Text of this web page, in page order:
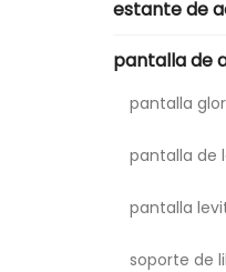
estante de
pantalla de
pantalla
pantalla de
pantalla
soporte de